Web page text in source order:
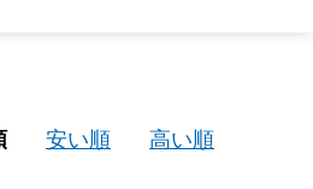
安い順 高い順